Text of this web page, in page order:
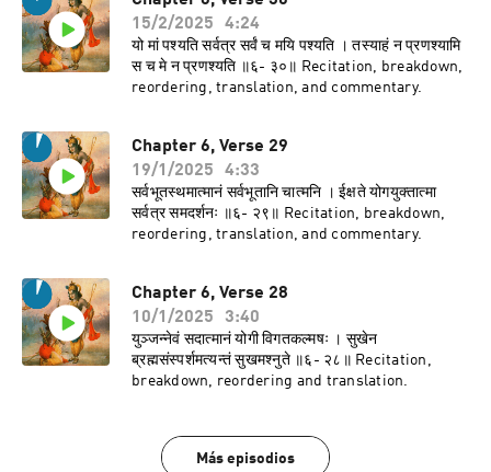
15/2/2025
4:24
यो मां पश्यति सर्वत्र सर्वं च मयि पश्यति । तस्याहं न प्रणश्यामि
स च मे न प्रणश्यति ॥६- ३०॥ Recitation, breakdown,
reordering, translation, and commentary.
Chapter 6, Verse 29
19/1/2025
4:33
सर्वभूतस्थमात्मानं सर्वभूतानि चात्मनि । ईक्षते योगयुक्तात्मा
सर्वत्र समदर्शनः ॥६- २९॥ Recitation, breakdown,
reordering, translation, and commentary.
Chapter 6, Verse 28
10/1/2025
3:40
युञ्जन्नेवं सदात्मानं योगी विगतकल्मषः । सुखेन
ब्रह्मसंस्पर्शमत्यन्तं सुखमश्नुते ॥६- २८॥ Recitation,
breakdown, reordering and translation.
Más episodios